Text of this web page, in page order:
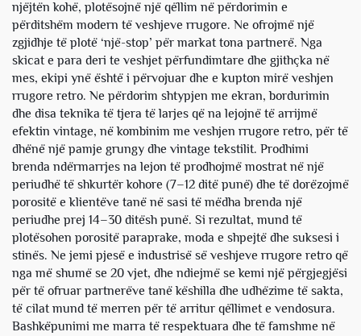
njëjtën kohë, plotësojnë një qëllim në përdorimin e
përditshëm modern të veshjeve rrugore. Ne ofrojmë një
zgjidhje të plotë ‘një-stop’ për markat tona partnerë. Nga
skicat e para deri te veshjet përfundimtare dhe gjithçka në
mes, ekipi ynë është i përvojuar dhe e kupton mirë veshjen
rrugore retro. Ne përdorim shtypjen me ekran, bordurimin
dhe disa teknika të tjera të larjes që na lejojnë të arrijmë
efektin vintage, në kombinim me veshjen rrugore retro, për të
dhënë një pamje grungy dhe vintage tekstilit. Prodhimi
brenda ndërmarrjes na lejon të prodhojmë mostrat në një
periudhë të shkurtër kohore (7–12 ditë punë) dhe të dorëzojmë
porositë e klientëve tanë në sasi të mëdha brenda një
periudhe prej 14–30 ditësh punë. Si rezultat, mund të
plotësohen porositë paraprake, moda e shpejtë dhe suksesi i
stinës. Ne jemi pjesë e industrisë së veshjeve rrugore retro që
nga më shumë se 20 vjet, dhe ndiejmë se kemi një përgjegjësi
për të ofruar partnerëve tanë këshilla dhe udhëzime të sakta,
të cilat mund të merren për të arritur qëllimet e vendosura.
Bashkëpunimi me marra të respektuara dhe të famshme në